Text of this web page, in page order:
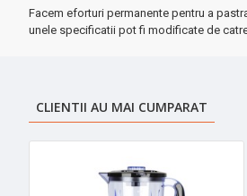
✓Operare silențioasă- nivel
✓Stabilitate sporită- picioare
Specificații tehnice:
• Include compartiment pentru accesorii
Facem eforturi permanente pentru a
unele specificatii pot fi modificate de
CLIENTII AU MAI CUMPARAT